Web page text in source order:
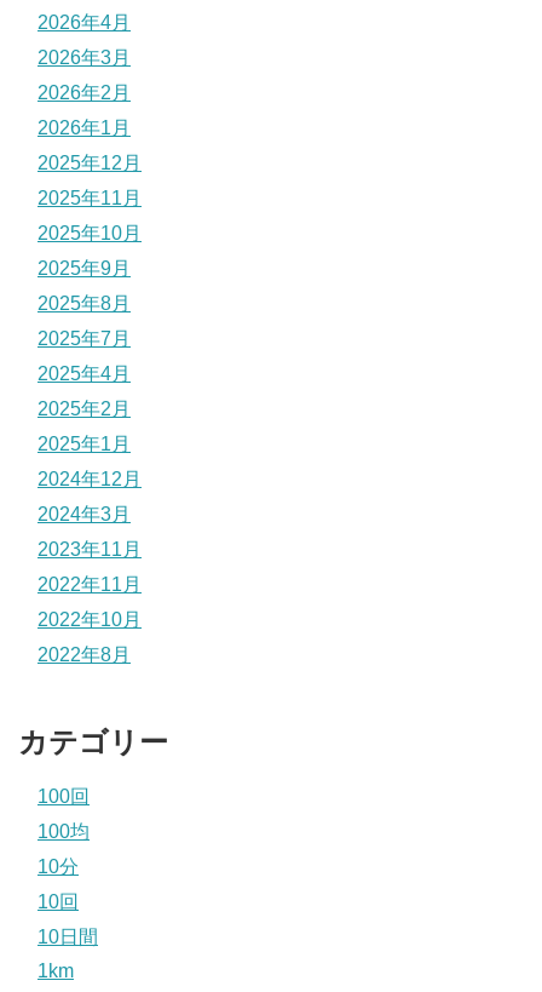
2026年4月
2026年3月
2026年2月
2026年1月
2025年12月
2025年11月
2025年10月
2025年9月
2025年8月
2025年7月
2025年4月
2025年2月
2025年1月
2024年12月
2024年3月
2023年11月
2022年11月
2022年10月
2022年8月
カテゴリー
100回
100均
10分
10回
10日間
1km